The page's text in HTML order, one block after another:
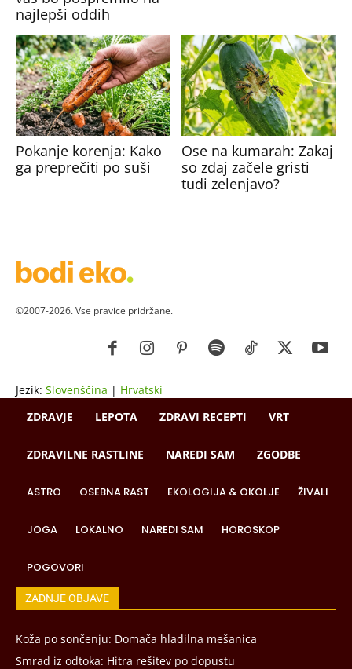
najlepši oddih
Pokanje korenja: Kako
ga preprečiti po suši
Ose na kumarah: Zakaj
so zdaj začele gristi
tudi zelenjavo?
©2007-2026. Vse pravice pridržane.
Jezik: Slovenščina | Hrvatski
ZDRAVJE
LEPOTA ZDRAVI RECEPTI VRT
ZDRAVILNE RASTLINE NAREDI SAM ZGODBE
ASTRO OSEBNA RAST EKOLOGIJA & OKOLJE ŽIVALI
JOGA LOKALNO NAREDI SAM HOROSKOP
POGOVORI
ZADNJE OBJAVE
Koža po sončenju: Domača hladilna mešanica
Smrad iz odtoka: Hitra rešitev po dopustu